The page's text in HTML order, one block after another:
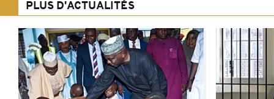
PLUS D'ACTUALITÉS